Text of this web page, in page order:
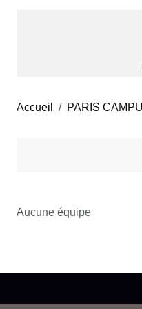
Accueil PARIS
Aucune équipe